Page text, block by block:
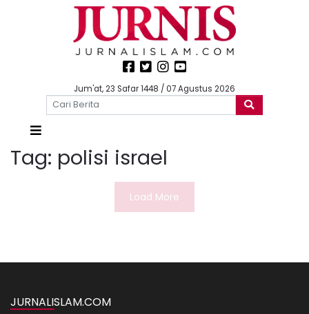
Jum'at, 23 Safar 1448 / 07 Agustus 2026
Tag: polisi israel
Load More
JURNALISLAM.COM